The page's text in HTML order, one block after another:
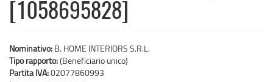
[1058695828]
Nominativo: B. HOME INTERIORS S.R.L.
Tipo rapporto:(Beneficiario unico)
Partita IVA:02077860993